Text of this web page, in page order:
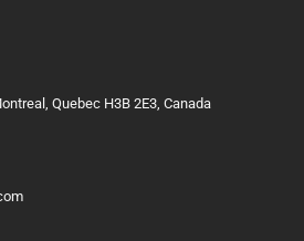
Quebec H3B 2E3, Canada